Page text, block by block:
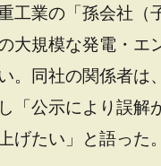
工業の「孫会社
大規模な発電・エ
。同社の関係者は
「公示により誤解
げたい」と語った。